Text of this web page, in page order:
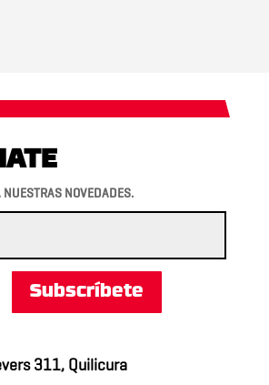
NUESTRAS NOVEDADES.
Subscríbete
311, Quilicura